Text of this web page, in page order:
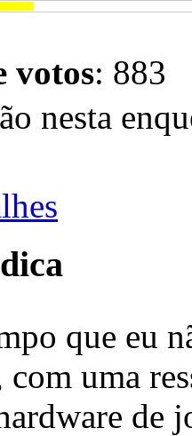
votos: 883
nesta
que eu
uma
de